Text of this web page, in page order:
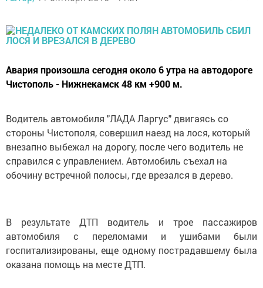
Авария произошла сегодня около 6 утра на автодороге
Чистополь - Нижнекамск 48 км +900 м.
Водитель автомобиля "ЛАДА Ларгус" двигаясь со
стороны Чистополя, совершил наезд на лося, который
внезапно выбежал на дорогу, после чего водитель не
справился с управлением. Автомобиль съехал на
обочину встречной полосы, где врезался в дерево.
В результате ДТП водитель и трое пассажиров
автомобиля с переломами и ушибами были
госпитализированы, еще одному пострадавшему была
оказана помощь на месте ДТП.